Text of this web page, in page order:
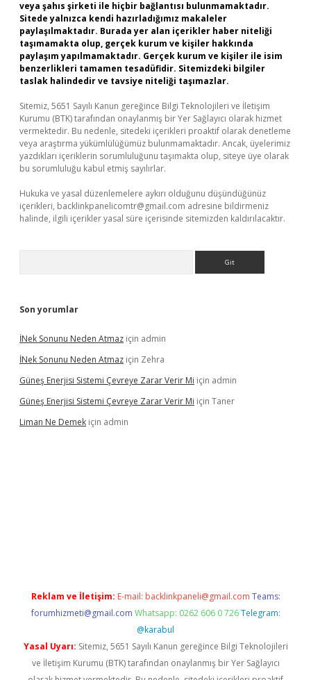
veya şahıs şirketi ile hiçbir bağlantısı bulunmamaktadır.
Sitede yalnızca kendi hazırladığımız makaleler
paylaşılmaktadır. Burada yer alan içerikler haber niteliği
taşımamakta olup, gerçek kurum ve kişiler hakkında
paylaşım yapılmamaktadır. Gerçek kurum ve kişiler ile isim
benzerlikleri tamamen tesadüfidir. Sitemizdeki bilgiler
taslak halindedir ve tavsiye niteliği taşımazlar.
Sitemiz, 5651 Sayılı Kanun gereğince Bilgi Teknolojileri ve İletişim
Kurumu (BTK) tarafından onaylanmış bir Yer Sağlayıcı olarak hizmet
vermektedir. Bu nedenle, sitedeki içerikleri proaktif olarak denetleme
veya araştırma yükümlülüğümüz bulunmamaktadır. Ancak, üyelerimiz
yazdıkları içeriklerin sorumluluğunu taşımakta olup, siteye üye olarak
bu sorumluluğu kabul etmiş sayılırlar.
Hukuka ve yasal düzenlemelere aykırı olduğunu düşündüğünüz
içerikleri, backlinkpanelicomtr@gmail.com adresine bildirmeniz
halinde, ilgili içerikler yasal süre içerisinde sitemizden kaldırılacaktır.
Son yorumlar
İNek Sonunu Neden Atmaz için admin
İNek Sonunu Neden Atmaz için Zehra
Güneş Enerjisi Sistemi Çevreye Zarar Verir Mi için admin
Güneş Enerjisi Sistemi Çevreye Zarar Verir Mi için Taner
Liman Ne Demek için admin
Reklam ve İletişim: E-mail: backlinkpaneli@gmail.com Teams:
forumhizmeti@gmail.com Whatsapp: 0262 606 0 726 Telegram:
@karabul
Yasal Uyarı: Sitemiz, 5651 Sayılı Kanun gereğince Bilgi Teknolojileri
ve İletişim Kurumu (BTK) tarafından onaylanmış bir Yer Sağlayıcı